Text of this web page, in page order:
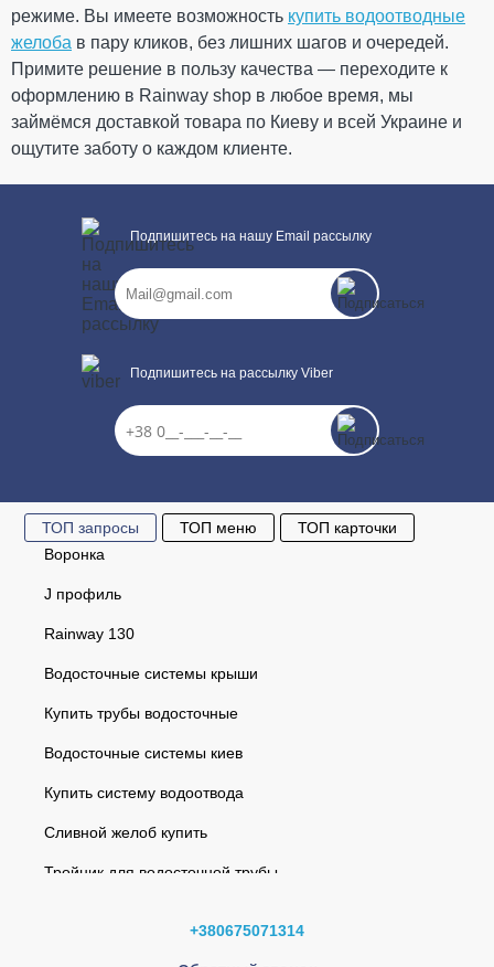
230.55 грн
КУПИТЬ
режиме. Вы имеете возможность купить водоотводные
желоба в пару кликов, без лишних шагов и очередей.
Примите решение в пользу качества — переходите к
оформлению в Rainway shop в любое время, мы
займёмся доставкой товара по Киеву и всей Украине и
ощутите заботу о каждом клиенте.
Подпишитесь на нашу Email рассылку
Подпишитесь на рассылку Viber
ТОП запросы ТОП меню
ТОП карточки
Воронка
J профиль
Rainway 130
Водосточные системы крыши
Купить трубы водосточные
Водосточные системы киев
Купить систему водоотвода
Сливной желоб купить
Тройник для водосточной трубы
Желоб 2 м (RAINWAY 130) коричневый
+380675071314